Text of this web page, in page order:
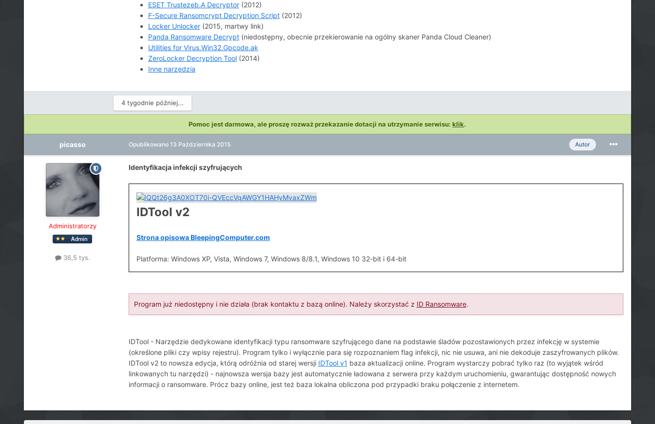
ESET Trustezeb.A Decryptor(2012)
F-Secure Ransomcrypt Decryption Script(2012)
Locker Unlocker(2015, martwy link)
Panda Ransomware Decrypt(niedostępny, obecnie przekierowanie na ogólny skaner Panda Cloud Cleaner)
Utilities for Virus.Win32.Gpcode.ak
ZeroLocker Decryption Tool(2014)
Inne narzędzia
4 tygodnie później...
Pomoc jest darmowa, ale proszę rozważ przekazanie dotacji na utrzymanie serwisu:klik.
picasso
Administratorzy
36,5 tys.
Autor
Opublikowano 13 Października 2015
Identyfikacja infekcji szyfrujących
IDTool v2
Strona opisowa BleepingComputer.com
Platforma: Windows XP, Vista, Windows 7, Windows 8/8.1, Windows 10 32-bit i 64-bit
Program już niedostępny i nie działa (brak kontaktu z bazą online). Należy skorzystać z ID Ransomware.
IDTool - Narzędzie dedykowane identyfikacji typu ransomware szyfrującego dane na podstawie śladów pozostawionych przez infekcję w systemie
(określone pliki czy wpisy rejestru). Program tylko i wyłącznie para się rozpoznaniem flag infekcji, nic nie usuwa, ani nie dekoduje zaszyfrowanych plików.
IDTool v2 to nowsza edycja, którą odróżnia od starej wersji IDTool v1 baza aktualizacji online. Program wystarczy pobrać tylko raz (to wyjątek wśród
linkowanych tu narzędzi) - najnowsza wersja bazy jest automatycznie ładowana z serwera przy każdym uruchomieniu, gwarantując dostępność nowych
informacji o ransomware. Prócz bazy online, jest też baza lokalna obliczona pod przypadki braku połączenie z internetem.